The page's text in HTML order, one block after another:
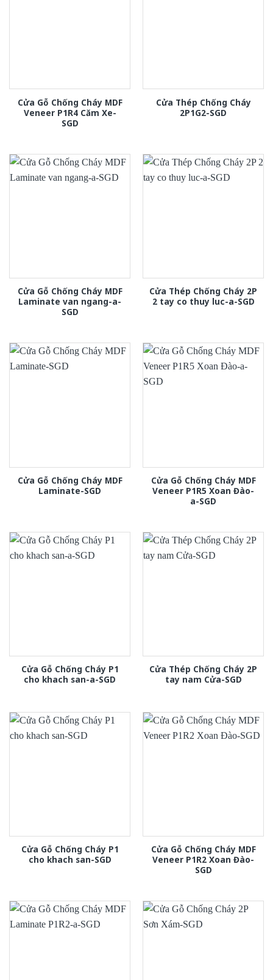
Cửa Gỗ Chống Cháy MDF
Veneer P1R4 Căm Xe-
SGD
Cửa Thép Chống Cháy
2P1G2-SGD
Cửa Gỗ Chống Cháy MDF
Laminate van ngang-a-
SGD
Cửa Thép Chống Cháy 2P
2 tay co thuy luc-a-SGD
Cửa Gỗ Chống Cháy MDF
Laminate-SGD
Cửa Gỗ Chống Cháy MDF
Veneer P1R5 Xoan Đào-
a-SGD
Cửa Gỗ Chống Cháy P1
cho khach san-a-SGD
Cửa Thép Chống Cháy 2P
tay nam Cửa-SGD
Cửa Gỗ Chống Cháy P1
cho khach san-SGD
Cửa Gỗ Chống Cháy MDF
Veneer P1R2 Xoan Đào-
SGD